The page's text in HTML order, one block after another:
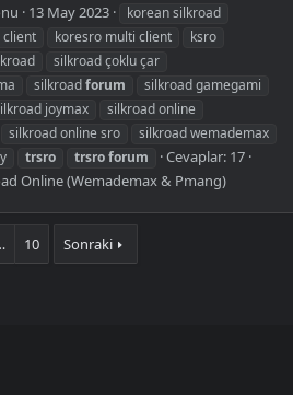
13 May 2023
korean silkroad
client
koresro multi client
ksro
silkroad çoklu çar
silkroadforum
silkroad gamegami
joymax
silkroad online
silkroad online sro
silkroad wemademax
trsro trsroforum
Cevaplar: 17
Online (Wemademax & Pmang)
10 Sonraki